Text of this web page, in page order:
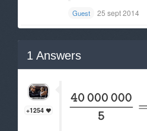
Guest 25 sept 2014
1 Answers
+1254